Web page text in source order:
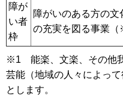
障が
い者
枠
障がいのある方の文
の充実を図る事業（
※1 能楽、文楽、その他
芸能（地域の人々によっ
とします。